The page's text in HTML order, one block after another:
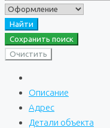
Найти
Сохранить поиск
Очистить
Описание
Адрес
Детали объекта